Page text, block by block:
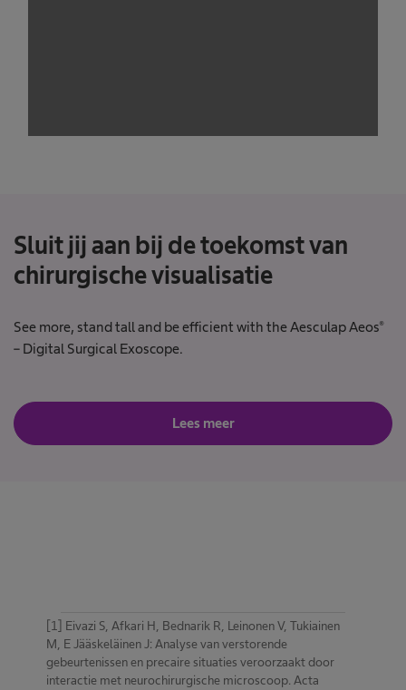
Sluit jij aan bij de toekomst van
chirurgische visualisatie
See more, stand tall and be efficient with the Aesculap Aeos®
– Digital Surgical Exoscope.
Lees meer
[1] Eivazi S, Afkari H, Bednarik R, Leinonen V, Tukiainen
M, E Jääskeläinen J: Analyse van verstorende
gebeurtenissen en precaire situaties veroorzaakt door
interactie met neurochirurgische microscoop. Acta